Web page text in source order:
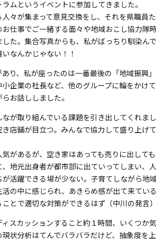
ムというイベントに参加してきました。
々が集まって意見交換をし、それを県職
仕事でご一緒する面々や地域おこし協力
た。集合写真からも、私がばっちり馴染
なんかじゃない！！
り、私が座ったのは一番最後の「地域振
企業の社長など、他のグループに輪をかけ
お話ししました。
が取り組んでいる課題を引き出してくれまし
き店舗が目立つ。みんなで協力して盛り上
があるが、空き家はあっても売りに出して
、地元出身者が都市部に出ていってしまい、
が活躍できる場が少ない。子育てしながら
活の中に感じられ、あきらめ感が出て来て
とで適切な対策ができるはず（中川の発言）
スカッションすること約１時間、いくつか
状分析はてんでバラバラだけど、抽象度